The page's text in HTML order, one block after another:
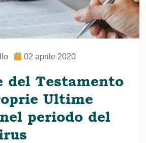
02 aprile 2020
del Testamento
Ultime
periodo del